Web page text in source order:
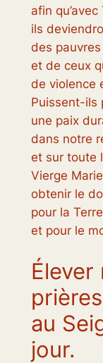
afin
ils
des pauvres
et de ceux
de violence
Puissent-ils
une paix
dans notre
et sur toute
Vierge
obtenir le
pour la
et pour le
Élever
au
jour.